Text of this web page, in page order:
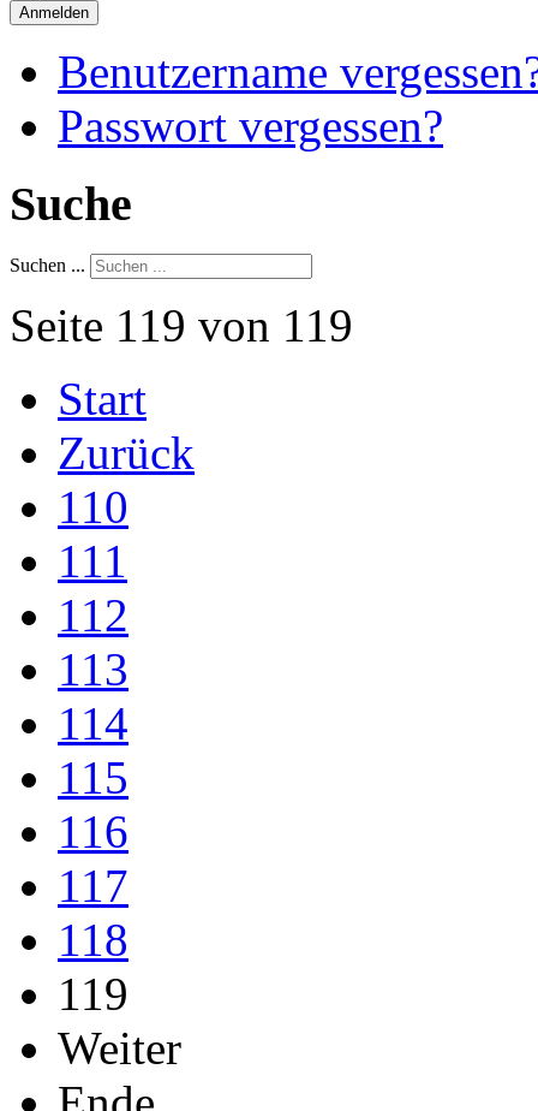
Anmelden
Benutzername
Passwort vergessen?
Suche
Suchen ...
Seite 119 von 119
Start
Zurück
110
111
112
113
114
115
116
117
118
119
Weiter